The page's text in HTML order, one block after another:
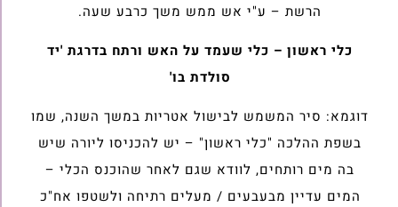
הרשת – ע"י אש ממש משך כרבע שעה.
כלי ראשון – כלי שעמד על האש ורתח בדרגת 'יד
סולדת בו'
דוגמא: סיר המשמש לבישול אטריות במשך השנה, שמו
בשפת ההלכה "כלי ראשון" – יש להכניסו ליורה שיש
בה מים רותחים, לוודא שגם לאחר שהוכנס הכלי –
המים עדיין מבעבעים / מעלים רתיחה ולשטפו אח"כ